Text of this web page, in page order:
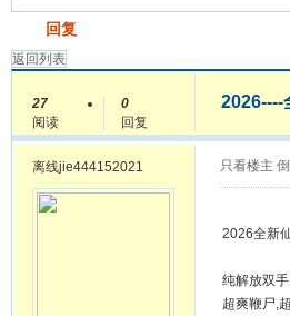
回复
返回列表
27
阅读
0
回复
2026----
离线jie444152021 只看楼主
2026全新
纯解放双
超爽鞭尸,